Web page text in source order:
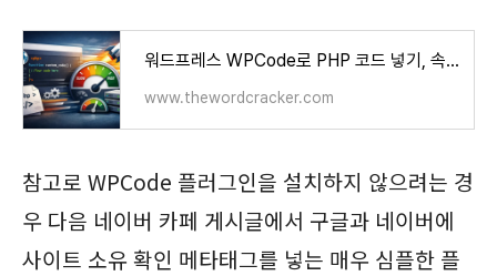
워드프레스 WPCode로 PHP 코드 넣기, 속도에 미치는 영향은 어느 정도일까? - 워드프레스 정보꾸러
www.thewordcracker.com
참고로 WPCode 플러그인을 설치하지 않으려는 경
우 다음 네이버 카페 게시글에서 구글과 네이버에
사이트 소유 확인 메타태그를 넣는 매우 심플한 플